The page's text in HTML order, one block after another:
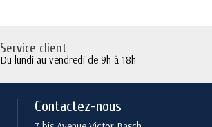
Service client
Du lundi au vendredi de 9h à 18h
Contactez-nous